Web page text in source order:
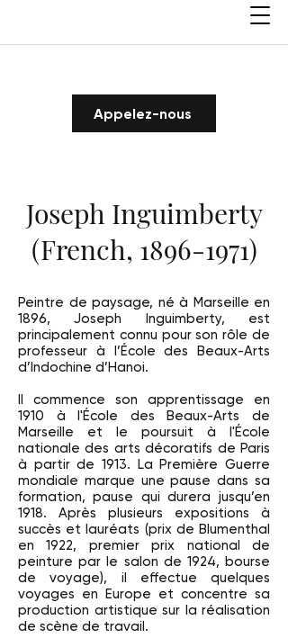
Appelez-nous
Joseph Inguimberty
(French, 1896-1971)
Peintre de paysage, né à Marseille en
1896, Joseph Inguimberty, est
principalement connu pour son rôle de
professeur à l’École des Beaux-Arts
d’Indochine d’Hanoi.
Il commence son apprentissage en
1910 à l'École des Beaux-Arts de
Marseille et le poursuit à l'École
nationale des arts décoratifs de Paris
à partir de 1913. La Première Guerre
mondiale marque une pause dans sa
formation, pause qui durera jusqu’en
1918. Après plusieurs expositions à
succès et lauréats (prix de Blumenthal
en 1922, premier prix national de
peinture par le salon de 1924, bourse
de voyage), il effectue quelques
voyages en Europe et concentre sa
production artistique sur la réalisation
de scène de travail.